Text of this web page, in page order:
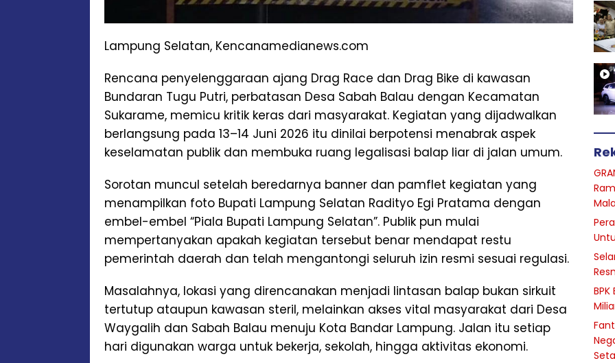
Lampung Selatan, Kencanamedianews.com
Rencana penyelenggaraan ajang Drag Race dan Drag Bike di kawasan
Bundaran Tugu Putri, perbatasan Desa Sabah Balau dengan Kecamatan
Sukarame, memicu kritik keras dari masyarakat. Kegiatan yang dijadwalkan
berlangsung pada 13–14 Juni 2026 itu dinilai berpotensi menabrak aspek
keselamatan publik dan membuka ruang legalisasi balap liar di jalan umum.
Sorotan muncul setelah beredarnya banner dan pamflet kegiatan yang
menampilkan foto Bupati Lampung Selatan Radityo Egi Pratama dengan
embel-embel “Piala Bupati Lampung Selatan”. Publik pun mulai
mempertanyakan apakah kegiatan tersebut benar mendapat restu
pemerintah daerah dan telah mengantongi seluruh izin resmi sesuai regulasi.
Masalahnya, lokasi yang direncanakan menjadi lintasan balap bukan sirkuit
tertutup ataupun kawasan steril, melainkan akses vital masyarakat dari Desa
Waygalih dan Sabah Balau menuju Kota Bandar Lampung. Jalan itu setiap
hari digunakan warga untuk bekerja, sekolah, hingga aktivitas ekonomi.